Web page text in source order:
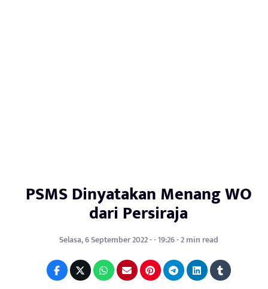
PSMS Dinyatakan Menang WO
dari Persiraja
Selasa, 6 September 2022 - - 19:26 - 2 min read